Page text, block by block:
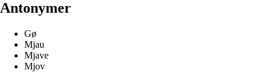
Antonymer
Gø
Mjau
Mjave
Mjov